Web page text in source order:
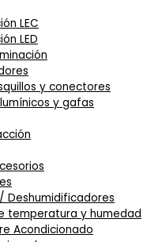
LEC
LED
y conectores
y gafas
Deshumidificadores
temperatura y humedad
Acondicionado